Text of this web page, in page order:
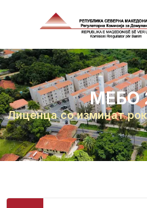
МЕБО
Лиценца со изминат рок